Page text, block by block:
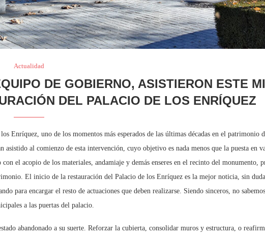
Actualidad
DE GOBIERNO, ASISTIERON ESTE
DEL PALACIO DE LOS ENRÍQUEZ
Enríquez, uno de los momentos más esperados de las últimas décadas en el
al comienzo de esta intervención, cuyo objetivo es nada menos que la puesta
el acopio de los materiales, andamiaje y demás enseres en el recinto del monumento,
El inicio de la restauración del Palacio de los Enríquez es la mejor noticia, sin
para encargar el resto de actuaciones que deben realizarse. Siendo sinceros, no
a las puertas del palacio.
abandonado a su suerte. Reforzar la cubierta, consolidar muros y estructura, o